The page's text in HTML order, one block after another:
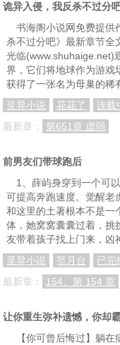
诡异入侵，我反杀不过分
书海阁小说网免费提供
杀不过分吧》最新章节全
光临(www.shuhaige.net)
界，它们将地球作为游戏
获得了一张名为母巢的稀
灵异小说
花花了
连载
最新章：
第651章 虚弱
前男友们带球跑后
1、薛屿身穿到一个可
可提高奔跑速度。觉醒老
和这里的土著根本不是一
体，她窝窝囊囊过着，挑
友带着孩子找上门来，
灵异小说
范月台
已完
最新章：
154、第 154 章
让你重生弥补遗憾，你却
【你可曾后悔过】躺